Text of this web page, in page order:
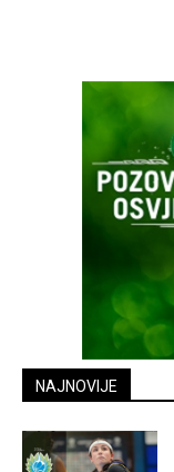
NAJNOVIJE